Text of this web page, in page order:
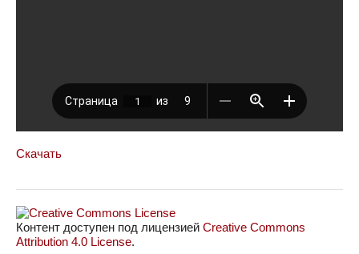
Скачать
Контент доступен под лицензией Creative Commons
Attribution 4.0 License.